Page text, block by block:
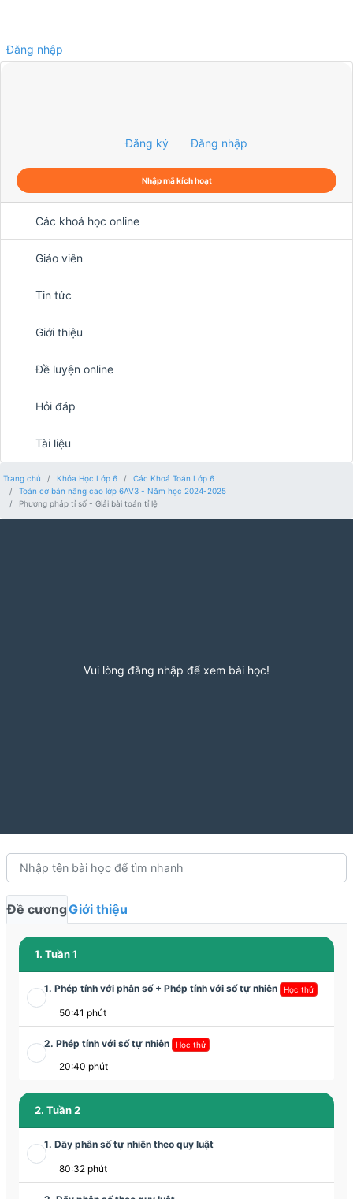
Đăng nhập
Đăng ký Đăng nhập
Nhập mã kích hoạt
Các khoá học online
Giáo viên
Tin tức
Giới thiệu
Đề luyện online
Hỏi đáp
Tài liệu
Trang chủ Khóa Học Lớp 6
Các Khoá Toán Lớp 6
Toán cơ bản nâng cao lớp 6AV3 - Năm học 2024-2025
Phương pháp tỉ số - Giải bài toán tỉ lệ
Vui lòng đăng nhập để xem bài học!
Đề cươngGiới thiệu
1. Tuần 1
1. Phép tính với phân số + Phép tính với số tự nhiên Học thử
50:41 phút
2. Phép tính với số tự nhiên Học thử
20:40 phút
2. Tuần 2
1. Dãy phân số tự nhiên theo quy luật
80:32 phút